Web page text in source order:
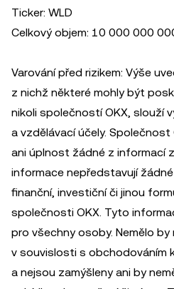
Ticker: WLD
Celkový objem: 10 000 000
Varování před rizikem: Výše
z nichž některé mohly být
nikoli společností OKX, slouží
a vzdělávací účely.
ani úplnost žádné z informací
informace nepředstavují
finanční, investiční či jinou
společnosti OKX. Tyto
pro všechny osoby. Nemělo
v souvislosti s obchodováním
a nejsou zamýšleny ani by